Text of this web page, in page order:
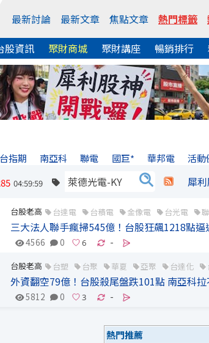
最新討論 最新文章 焦點文章 熱門標籤
股資訊 聚財商城 聚財講座 暢銷排行
台指期 南亞科 聯電 國巨* 華邦電 活動
04:59:59 犀
台股老高 台達電 台積電 金像電 台光電
三大法人聯手瘋掃545億！台股狂飆1218點
4566 0 -
台股老高 台塑 台聚 華夏 亞聚 台達化
外資翻空79億！台股殺尾盤跌101點 南亞科
5812 0 -
熱門推薦